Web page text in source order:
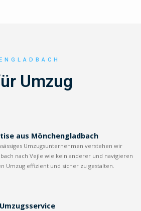
Umzug
aus Mönchengladbach
Umzugsunternehmen verstehen wir
nach Vejle wie kein anderer und navigieren
Umzug effizient und sicher zu gestalten.